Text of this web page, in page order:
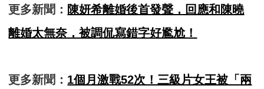
更多新聞： 陳妍希離婚後首發聲，回應和陳曉
離婚太無奈，被調侃寫錯字好尷尬！
更多新聞： 1個月激戰52次！三級片女王被「兩